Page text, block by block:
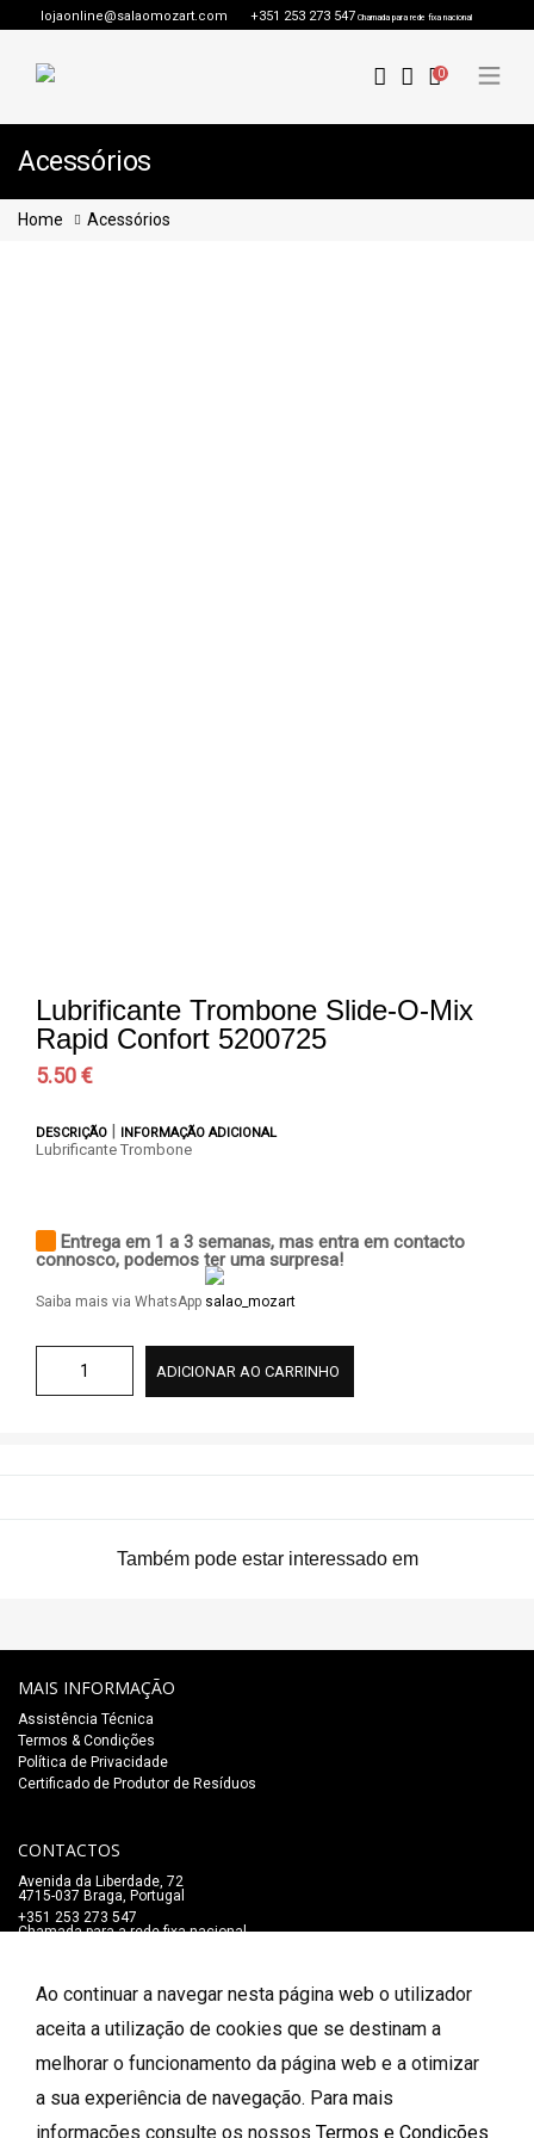
Ao continuar a navegar nesta página web o utilizador
aceita a utilização de cookies que se destinam a
melhorar o funcionamento da página web e a otimizar
a sua experiência de navegação. Para mais
informações consulte os nossos Termos e Condições
lojaonline@salaomozart.com +351 253 273 547 Chamada para rede fixa nacional
0
Acessórios
Home Acessórios
Lubrificante Trombone Slide-O-Mix
Rapid Confort 5200725
5.50 €
DESCRIÇÃO | INFORMAÇÃO ADICIONAL
Lubrificante Trombone
Entrega em 1 a 3 semanas, mas entra em contacto
connosco, podemos ter uma surpresa!
Saiba mais via WhatsApp
ADICIONAR AO CARRINHO
Também pode estar interessado em
MAIS INFORMAÇÃO
Assistência Técnica
Termos & Condições
Política de Privacidade
Certificado de Produtor de Resíduos
CONTACTOS
Avenida da Liberdade, 72
4715-037 Braga, Portugal
+351 253 273 547
Chamada para a rede fixa nacional
FORMAS DE PAGAMENTO